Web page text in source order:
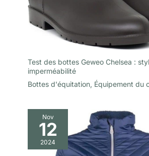
Test des bottes Geweo Chelsea :
imperméabilité
Bottes d'équitation, Équipement du
Nov
12
2024